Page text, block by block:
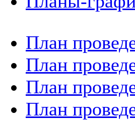
План
План
План
План